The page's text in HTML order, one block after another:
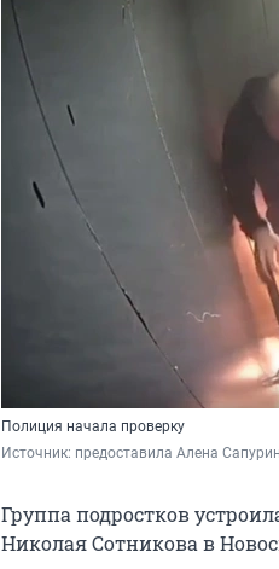
Полиция начала проверку
Источник: предоставила Алена
Группа подростков
Николая Сотникова в